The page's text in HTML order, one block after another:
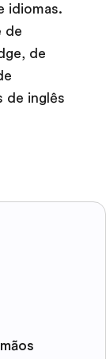
idiomas.
de
de
de inglês